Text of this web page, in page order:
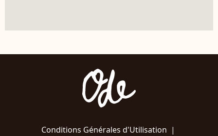
Conditions Générales d'Utilisation |